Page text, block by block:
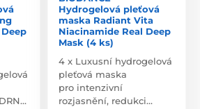
Hydrogelová pleťová
maska Radiant Vita
Niacinamide Real Deep
Mask (4 ks)
4 x Luxusní hydrogelová
pleťová maska
pro intenzivní
rozjasnění, redukci…